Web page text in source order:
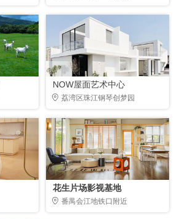
NOW屋面艺术中心
荔湾区珠江钢琴创梦园
花生片场影视基地
番禺会江地铁口附近